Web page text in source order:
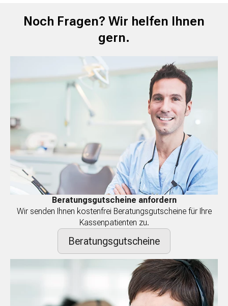
Noch Fragen? Wir helfen Ihnen
gern.
Beratungsgutscheine anfordern
Wir senden Ihnen kostenfrei Beratungsgutscheine für Ihre
Kassenpatienten zu.
Beratungsgutscheine